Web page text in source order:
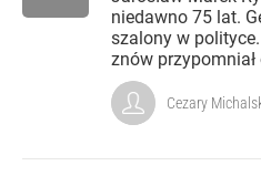
niedawno 75 lat.
szalony w
znów
Cezary